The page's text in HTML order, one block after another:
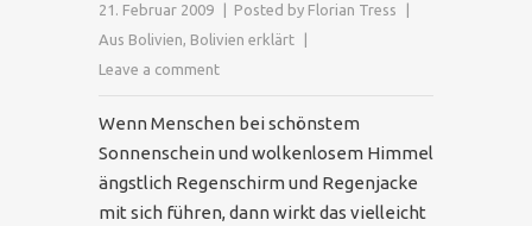
21. Februar 2009 Posted by Florian Tress
Aus Bolivien, Bolivien erklärt
Leave a comment
Wenn Menschen bei schönstem
Sonnenschein und wolkenlosem Himmel
ängstlich Regenschirm und Regenjacke
mit sich führen, dann wirkt das vielleicht